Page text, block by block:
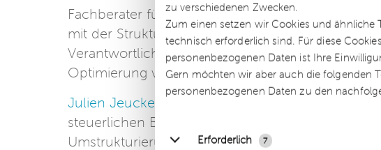
zu verschiedenen Zwecken.
Zum einen setzen wir Cookies und ähnliche
technisch erforderlich sind. Für diese
personenbezogenen Daten ist Ihre
Gern möchten wir aber auch die folgenden
personenbezogenen Daten zu den
Erforderlich 7
Fachberater für internationales Steuerrecht
mit der Strukturierung von In- und
Verantwortliche beim Kauf oder Veräußerung
Optimierung von Immobilieninvestitionen und
Julien Jeucken
steuerlichen Beratung von in- und ausländischen
Umstrukturierungen, M&A- und